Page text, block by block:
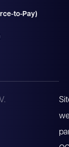
to-Pay)